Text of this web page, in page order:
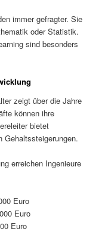
immer gefragter. Sie
oder Statistik.
sind besonders
zeigt über die Jahre
können ihre
bietet
Gehaltssteigerungen.
erreichen Ingenieure
Euro
Euro
Euro